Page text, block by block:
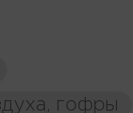
гофры